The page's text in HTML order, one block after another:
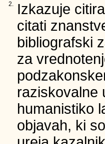
2.
Izkazuje
citati
bibliografski
za
raziskovalne
humanistiko
objavah, ki